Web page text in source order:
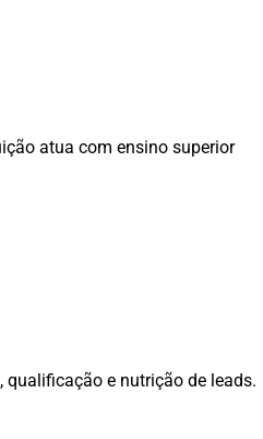
atua com ensino superior
qualificação e nutrição de leads.